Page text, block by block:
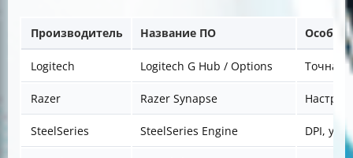
Производитель Название ПО
Logitech Logitech G Hub / Options Точная
Razer Razer Synapse
SteelSeries SteelSeries Engine DPI,